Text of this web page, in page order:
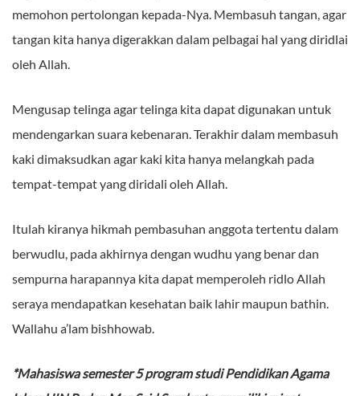
memohon pertolongan kepada-Nya. Membasuh tangan, agar
tangan kita hanya digerakkan dalam pelbagai hal yang diridlai
oleh Allah.
Mengusap telinga agar telinga kita dapat digunakan untuk
mendengarkan suara kebenaran. Terakhir dalam membasuh
kaki dimaksudkan agar kaki kita hanya melangkah pada
tempat-tempat yang diridali oleh Allah.
Itulah kiranya hikmah pembasuhan anggota tertentu dalam
berwudlu, pada akhirnya dengan wudhu yang benar dan
sempurna harapannya kita dapat memperoleh ridlo Allah
seraya mendapatkan kesehatan baik lahir maupun bathin.
Wallahu a’lam bishhowab.
*Mahasiswa semester 5 program studi Pendidikan Agama